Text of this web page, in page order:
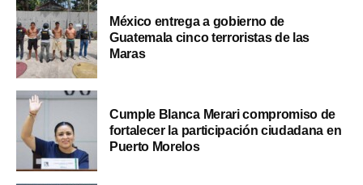
México entrega a gobierno de
Guatemala cinco terroristas de las
Maras
Cumple Blanca Merari compromiso de
fortalecer la participación ciudadana en
Puerto Morelos